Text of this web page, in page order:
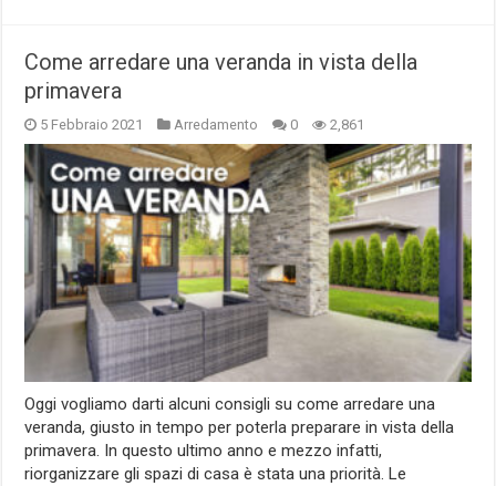
Come arredare una veranda in vista della
primavera
5 Febbraio 2021 Arredamento 0 2,861
Oggi vogliamo darti alcuni consigli su come arredare una
veranda, giusto in tempo per poterla preparare in vista della
primavera. In questo ultimo anno e mezzo infatti,
riorganizzare gli spazi di casa è stata una priorità. Le